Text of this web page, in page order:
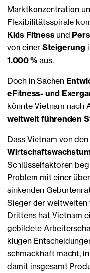
Marktkonzentration
Flexibilitätsspirale
Kids Fitness und
von einer Steigerung
1.000 % aus.
Doch in Sachen
eFitness- und
könnte Vietnam nach
weltweit führenden
Dass Vietnam von
Wirtschaftswachstum
Schlüsselfaktoren
Problem mit einer
sinkenden
Sieger der
Drittens hat Vietnam
gebildete
klugen
schmackhaft macht,
damit insgesamt